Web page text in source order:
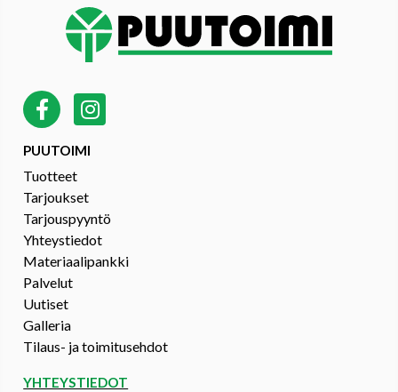
PUUTOIMI
Tuotteet
Tarjoukset
Tarjouspyyntö
Yhteystiedot
Materiaalipankki
Palvelut
Uutiset
Galleria
Tilaus- ja toimitusehdot
YHTEYSTIEDOT